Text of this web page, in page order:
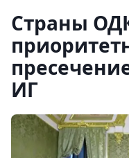
Страны
ИГ